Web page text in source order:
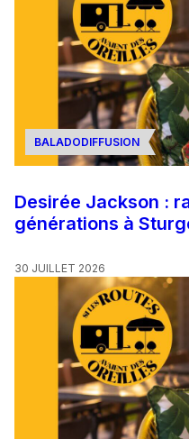
BALADODIFFUSION
Desirée Jackson :
générations à
30 JUILLET 2026